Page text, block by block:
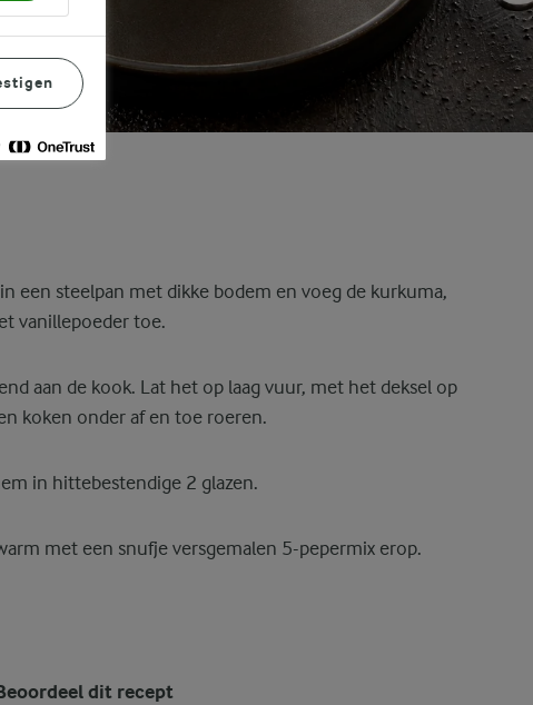
een steelpan met dikke bodem en voeg de kurkuma,
vanillepoeder toe.
aan de kook. Lat het op laag vuur, met het deksel op
koken onder af en toe roeren.
in hittebestendige 2 glazen.
met een snufje versgemalen 5-pepermix erop.
dit recept